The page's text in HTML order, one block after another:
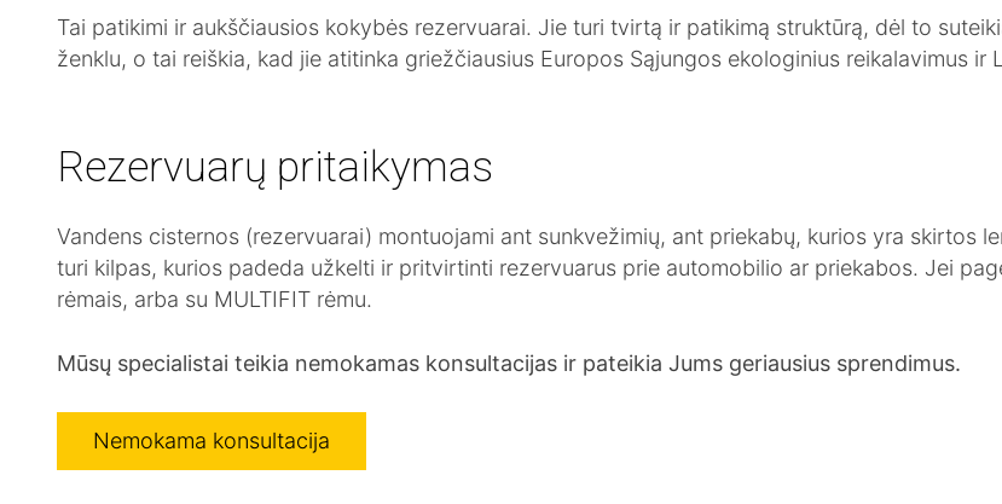
Tai patikimi ir aukščiausios kokybės rezervuarai. Jie turi tvirtą ir patikimą struktūrą, dėl to
ženklu, o tai reiškia, kad jie atitinka griežčiausius Europos Sąjungos ekologinius reikalavimus ir
Rezervuarų pritaikymas
Vandens cisternos (rezervuarai) montuojami ant sunkvežimių, ant priekabų, kurios yra skirtos
turi kilpas, kurios padeda užkelti ir pritvirtinti rezervuarus prie automobilio ar priekabos. Jei
rėmais, arba su MULTIFIT rėmu.
Mūsų specialistai teikia nemokamas konsultacijas ir pateikia Jums geriausius sprendimus.
Nemokama konsultacija